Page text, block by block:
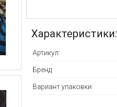
Характеристики:
Артикул:
Бренд
Вариант упаковки